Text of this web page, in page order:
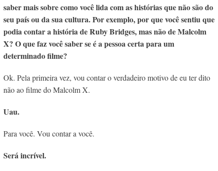
saber mais sobre como você lida com as histórias que não são do
seu país ou da sua cultura. Por exemplo, por que você sentiu que
podia contar a história de Ruby Bridges, mas não de Malcolm
X? O que faz você saber se é a pessoa certa para um
determinado filme?
Ok. Pela primeira vez, vou contar o verdadeiro motivo de eu ter dito
não ao filme do Malcolm X.
Uau.
Para você. Vou contar a você.
Será incrível.